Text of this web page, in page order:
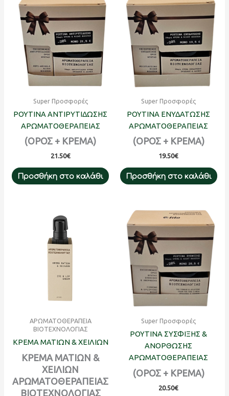
Super Προσφορές
ΡΟΥΤΙΝΑ ΑΝΤΙΡΥΤΙΔΩΣΗΣ
ΑΡΩΜΑΤΟΘΕΡΑΠΕΙΑΣ
(ΟΡΟΣ + ΚΡΕΜΑ)
21.50€
Προσθήκη στο καλάθι
Super Προσφορές
ΡΟΥΤΙΝΑ ΕΝΥΔΑΤΩΣΗΣ
ΑΡΩΜΑΤΟΘΕΡΑΠΕΙΑΣ
(ΟΡΟΣ + ΚΡΕΜΑ)
19.50€
Προσθήκη στο καλάθι
ΑΡΩΜΑΤΟΘΕΡΑΠΕΙΑ
ΒΙΟΤΕΧΝΟΛΟΓΙΑΣ
ΚΡΕΜΑ ΜΑΤΙΩΝ & ΧΕΙΛΙΩΝ
ΚΡΕΜΑ ΜΑΤΙΩΝ &
ΧΕΙΛΙΩΝ
ΑΡΩΜΑΤΟΘΕΡΑΠΕΙΑΣ
ΒΙΟΤΕΧΝΟΛΟΓΙΑΣ
Super Προσφορές
ΡΟΥΤΙΝΑ ΣΥΣΦΙΞΗΣ &
ΑΝΟΡΘΩΣΗΣ
ΑΡΩΜΑΤΟΘΕΡΑΠΕΙΑΣ
(ΟΡΟΣ + ΚΡΕΜΑ)
20.50€